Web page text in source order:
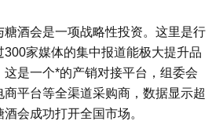
糖酒会是一项战略性投资。这里是行
家媒体的集中报道能极大提升品
是一个*的产销对接平台，组委会
平台等全渠道采购商，数据显示超
会成功打开全国市场。